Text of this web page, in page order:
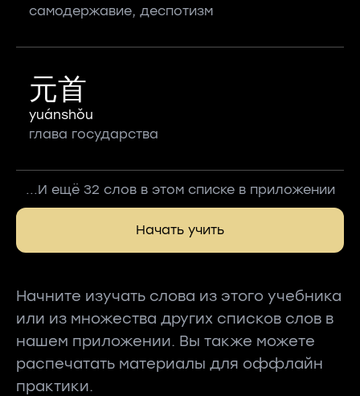
самодержавие, деспотизм
元首
yuánshǒu
глава государства
...И ещё 32 слов в этом списке в приложении
Начать учить
Начните изучать слова из этого учебника
или из множества других списков слов в
нашем приложении. Вы также можете
распечатать материалы для оффлайн
практики.